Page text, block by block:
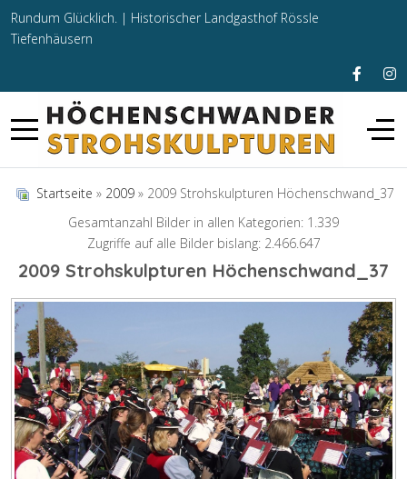
Rundum Glücklich. | Historischer Landgasthof Rössle
Tiefenhäusern
Startseite » 2009 » 2009 Strohskulpturen Höchenschwand_37
Gesamtanzahl Bilder in allen Kategorien: 1.339
Zugriffe auf alle Bilder bislang: 2.466.647
2009 Strohskulpturen Höchenschwand_37